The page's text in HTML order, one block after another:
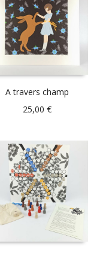
A travers champ
25,00€